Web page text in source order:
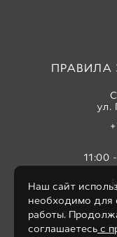
ПРАВИЛА
ул.
11:00
Свадебный
Наш сайт
необходимо для
работы.
соглашаетесь с